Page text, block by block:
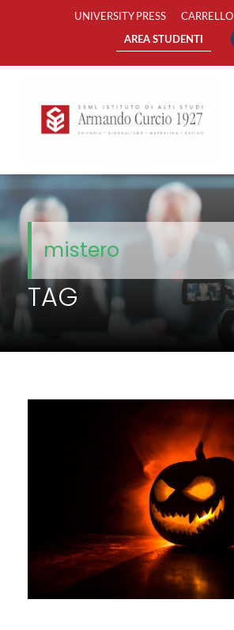
UNIVERSITY PRESS CARRELLO
AREA STUDENTI
mistero
TAG